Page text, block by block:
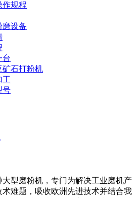
作规程
磨设备
台
矿石打粉机
工
号
大型磨粉机，专门为解决工业磨机产
难题，吸收欧洲先进技术并结合我